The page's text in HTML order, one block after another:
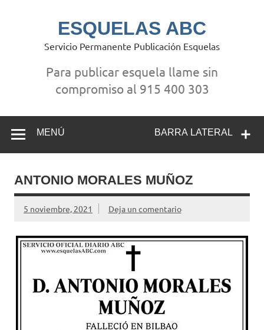
ESQUELAS ABC
Servicio Permanente Publicación Esquelas
Para publicar esquela llame sin
compromiso al 915 400 303
BARRA LATERAL
MENÚ
ANTONIO MORALES MUÑOZ
5 noviembre, 2021 Deja un comentario